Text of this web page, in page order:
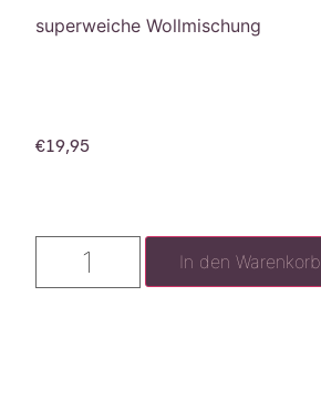
superweiche Wollmischung
€19,95
In den Warenkorb